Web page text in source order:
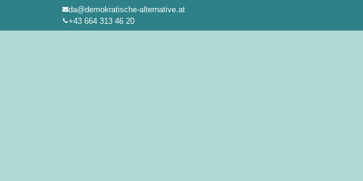
da@demokratische-alternative.at
+43 664 313 46 20